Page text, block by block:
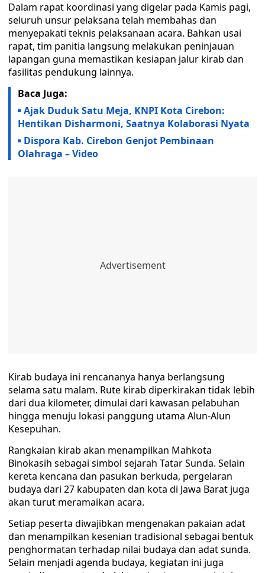
Dalam rapat koordinasi yang digelar pada Kamis pagi,
seluruh unsur pelaksana telah membahas dan
menyepakati teknis pelaksanaan acara. Bahkan usai
rapat, tim panitia langsung melakukan peninjauan
lapangan guna memastikan kesiapan jalur kirab dan
fasilitas pendukung lainnya.
Baca Juga:
Ajak Duduk Satu Meja, KNPI Kota Cirebon:
Hentikan Disharmoni, Saatnya Kolaborasi Nyata
Dispora Kab. Cirebon Genjot Pembinaan
Olahraga – Video
Kirab budaya ini rencananya hanya berlangsung
selama satu malam. Rute kirab diperkirakan tidak lebih
dari dua kilometer, dimulai dari kawasan pelabuhan
hingga menuju lokasi panggung utama Alun-Alun
Kesepuhan.
Rangkaian kirab akan menampilkan Mahkota
Binokasih sebagai simbol sejarah Tatar Sunda. Selain
kereta kencana dan pasukan berkuda, pergelaran
budaya dari 27 kabupaten dan kota di Jawa Barat juga
akan turut meramaikan acara.
Setiap peserta diwajibkan mengenakan pakaian adat
dan menampilkan kesenian tradisional sebagai bentuk
penghormatan terhadap nilai budaya dan adat sunda.
Selain menjadi agenda budaya, kegiatan ini juga